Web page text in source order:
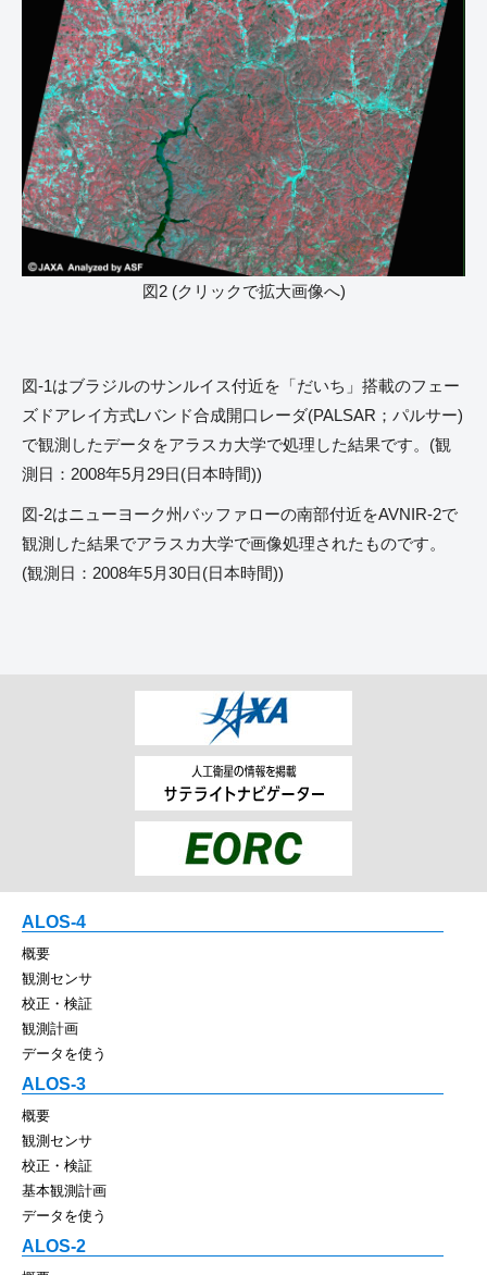
図2 (クリックで拡大画像へ)
図-1はブラジルのサンルイス付近を「だいち」搭載のフェー
ズドアレイ方式Lバンド合成開口レーダ(PALSAR；パルサー)
で観測したデータをアラスカ大学で処理した結果です。(観
測日：2008年5月29日(日本時間))
図-2はニューヨーク州バッファローの南部付近をAVNIR-2で
観測した結果でアラスカ大学で画像処理されたものです。
(観測日：2008年5月30日(日本時間))
ALOS-4
概要
観測センサ
校正・検証
観測計画
データを使う
ALOS-3
概要
観測センサ
校正・検証
基本観測計画
データを使う
ALOS-2